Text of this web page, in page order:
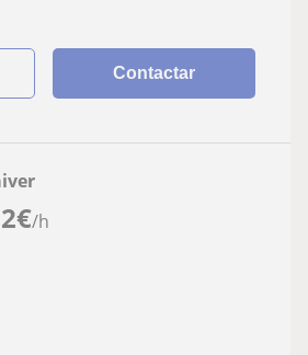
Contactar
€/h